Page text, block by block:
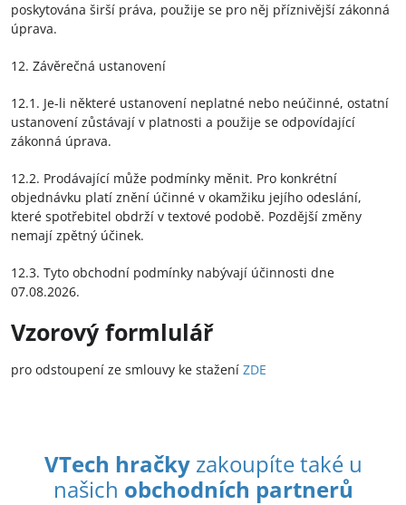
poskytována širší práva, použije se pro něj příznivější zákonná
úprava.
12. Závěrečná ustanovení
12.1. Je-li některé ustanovení neplatné nebo neúčinné, ostatní
ustanovení zůstávají v platnosti a použije se odpovídající
zákonná úprava.
12.2. Prodávající může podmínky měnit. Pro konkrétní
objednávku platí znění účinné v okamžiku jejího odeslání,
které spotřebitel obdrží v textové podobě. Pozdější změny
nemají zpětný účinek.
12.3. Tyto obchodní podmínky nabývají účinnosti dne
07.08.2026.
Vzorový formlulář
pro odstoupení ze smlouvy ke stažení ZDE
VTech hračkyzakoupíte také u
našich obchodních partnerů